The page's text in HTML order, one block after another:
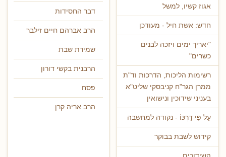
אגוז קשיו, למשל
חדש: אשת חיל - מעודכן
"יאריך ימים ויזכה לבנים
כשרים"
רשימות הליכות, הדרכות וד"ת
ממרן הגר"ח קניבסקי שליט"א
בעניני שידוכין ונישואין
עַל פִּי דַרְכּוֹ - נקודה למחשבה
קידוש לשבת בבוקר
דבר החסידות
הרב אברהם חיים זילבר
שמירת שבת
הרבנית בקשי דורון
פסח
הרב אריה קרן